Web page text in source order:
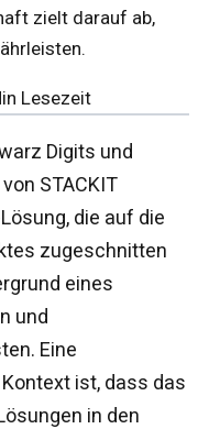
zielt darauf ab,
Lesezeit
Digits und
STACKIT
die auf die
zugeschnitten
eines
und
Eine
ist, dass das
in den